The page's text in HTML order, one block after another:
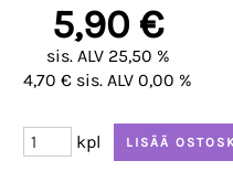
5,90 €
sis. ALV 25,50 %
4,70 € sis. ALV 0,00 %
kpl